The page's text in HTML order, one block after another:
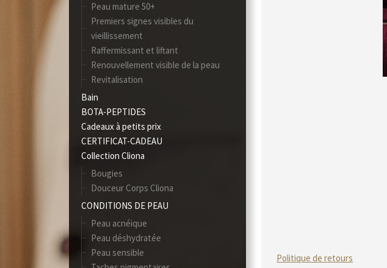
Peau mature 50+
Premiers signes visibles du
vieillissement
Raffermissant et liftant
Renouvellement visible de la peau
Revitalisation
Bain
BOTA-PEPTIDES
Cadeaux à petits prix
CERTIFICAT-CADEAU
Collection Cliona
Bougies
Douceur Corps Cliona
CONDITIONS DE PEAU
Peau acnéique
Peau déshydratée
Peau sensible
Politique de retours